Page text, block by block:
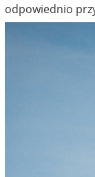
odpowiednio